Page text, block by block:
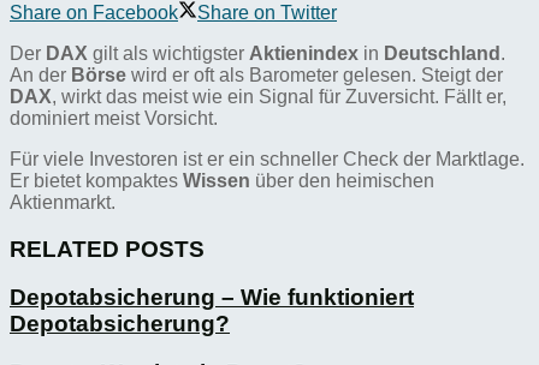
Share on Facebook
Share on Twitter
Der DAX gilt als wichtigster Aktienindex in Deutschland .
An der Börse wird er oft als Barometer gelesen. Steigt der
DAX, wirkt das meist wie ein Signal für Zuversicht. Fällt er,
dominiert meist Vorsicht.
Für viele Investoren ist er ein schneller Check der Marktlage.
Er bietet kompaktes Wissen über den heimischen
Aktienmarkt.
RELATED POSTS
Depotabsicherung – Wie funktioniert
Depotabsicherung?